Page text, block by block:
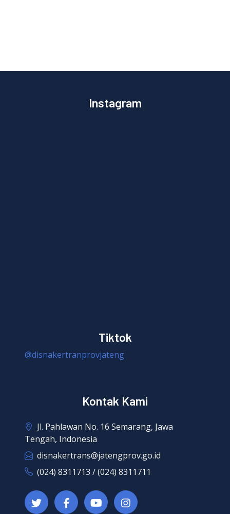
Instagram
Tiktok
@disnakertranprovjateng
Kontak Kami
Jl. Pahlawan No. 16 Semarang, Jawa
Tengah, Indonesia
disnakertrans@jatengprov.go.id
(024) 8311713 / (024) 8311711